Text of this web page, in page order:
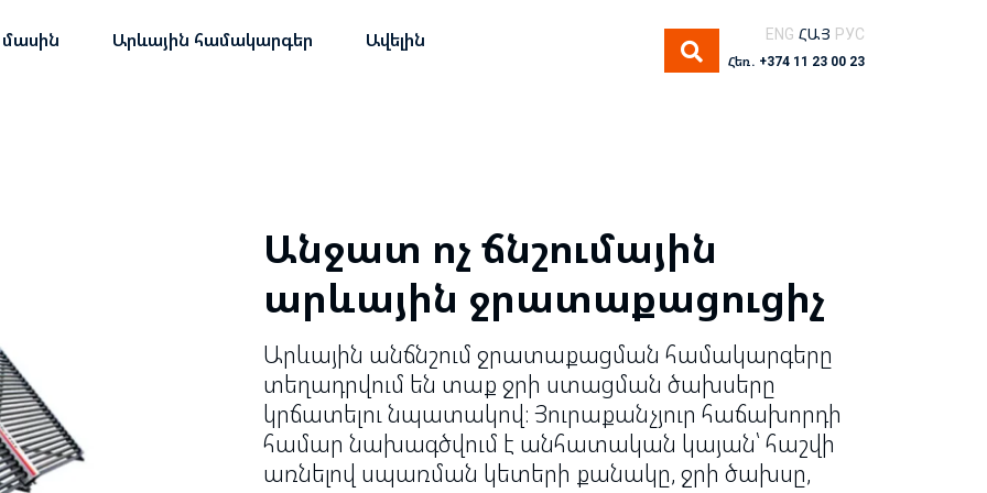
Արևային համակարգեր Ավելին ENG ՀԱՅ РУС
Հեռ. +374 11 23 00 23
Անջատ ոչ ճնշումային
արևային ջրատաքացուցիչ
Արևային անճնշում ջրատաքացման համակարգերը
տեղադրվում են տաք ջրի ստացման ծախսերը
կրճատելու նպատակով։ Յուրաքանչյուր հաճախորդի
համար նախագծվում է անհատական կայան՝ հաշվի
առնելով սպառման կետերի քանակը, ջրի ծախսը,